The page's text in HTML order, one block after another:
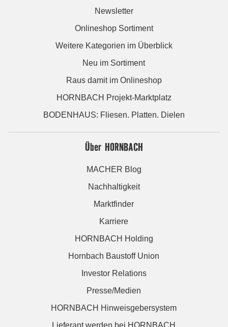
Newsletter
Onlineshop Sortiment
Weitere Kategorien im Überblick
Neu im Sortiment
Raus damit im Onlineshop
HORNBACH Projekt-Marktplatz
BODENHAUS: Fliesen. Platten. Dielen
Über HORNBACH
MACHER Blog
Nachhaltigkeit
Marktfinder
Karriere
HORNBACH Holding
Hornbach Baustoff Union
Investor Relations
Presse/Medien
HORNBACH Hinweisgebersystem
Lieferant werden bei HORNBACH